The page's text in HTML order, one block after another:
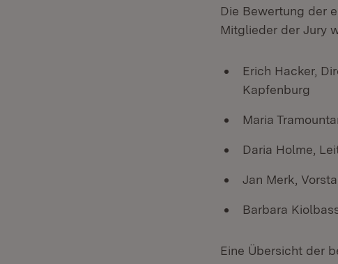
Die Bewertung der
Mitglieder der Jury
Erich Hacker,
Kapfenburg
Maria
Daria Holme,
Jan Merk,
Barbara
Eine Übersicht der